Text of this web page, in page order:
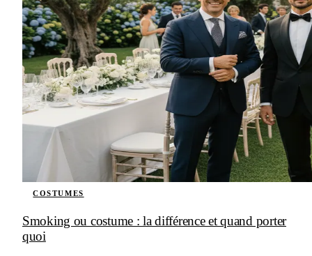
COSTUMES
Smoking ou costume : la différence et quand porter
quoi